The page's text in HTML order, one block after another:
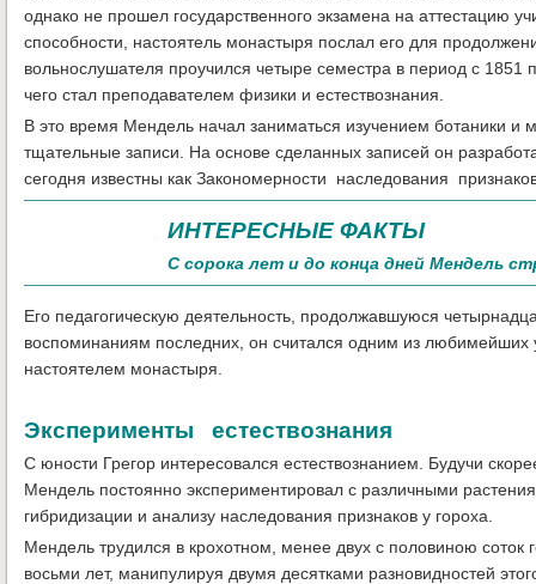
однако не прошел государственного экзамена на аттестацию
способности, настоятель монастыря послал его для
вольнослушателя проучился четыре семестра в период с 1851
чего стал преподавателем физики и естествознания.
В это время Мендель начал заниматься изучением ботаники
тщательные записи. На основе сделанных записей он
сегодня известны как Закономерности наследования
ИНТЕРЕСНЫЕ ФАКТЫ
С сорока лет и до конца дней Мендель
Его педагогическую деятельность, продолжавшуюся
воспоминаниям последних, он считался одним из
настоятелем монастыря.
Эксперименты естествознания
С юности Грегор интересовался естествознанием. Будучи
Мендель постоянно экспериментировал с различными
гибридизации и анализу наследования признаков у гороха.
Мендель трудился в крохотном, менее двух с половиною
восьми лет, манипулируя двумя десятками разновидностей